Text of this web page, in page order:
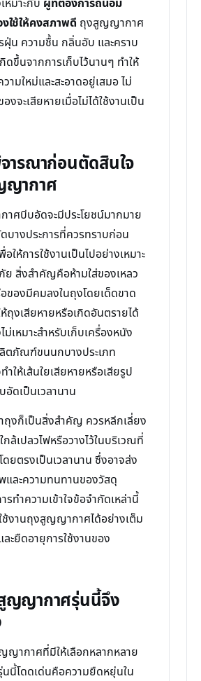
หมาะกับ ผู้ที่ต้องการถนอม
ใช้ให้คงสภาพดี ถุงสูญญากาศ
ฝุ่น ความชื้น กลิ่นอับ และคราบ
ดขึ้นจากการเก็บไว้นานๆ ทำให้
ามใหม่และสะอาดอยู่เสมอ ไม่
งจะเสียหายเมื่อไม่ได้ใช้งานเป็น
ารณาก่อนตัดสินใจ
ากาศ
ศบีบอัดจะมีประโยชน์มากมาย
บางประการที่ควรทราบก่อน
ให้การใช้งานเป็นไปอย่างเหมาะ
ย สิ่งสำคัญคือห้ามใส่ของเหลว
ของมีคมลงในถุงโดยเด็ดขาด
ห้ถุงเสียหายหรือเกิดอันตรายได้
เหมาะสำหรับเก็บเครื่องหนัง
ตภัณฑ์ขนนกบางประเภท
ำให้เส้นใยเสียหายหรือเสียรูป
ดเป็นเวลานาน
ถุงก็เป็นสิ่งสำคัญ ควรหลีกเลี่ยง
กล้เปลวไฟหรือวางไว้ในบริเวณที่
ยตรงเป็นเวลานาน ซึ่งอาจส่ง
ละความทนทานของวัสดุ
รทำความเข้าใจข้อจำกัดเหล่านี้
ช้งานถุงสูญญากาศได้อย่างเต็ม
ะยืดอายุการใช้งานของ
ญญากาศรุ่นนี้จึง
ญากาศที่มีให้เลือกหลากหลาย
นนี้โดดเด่นคือความยืดหยุ่นใน